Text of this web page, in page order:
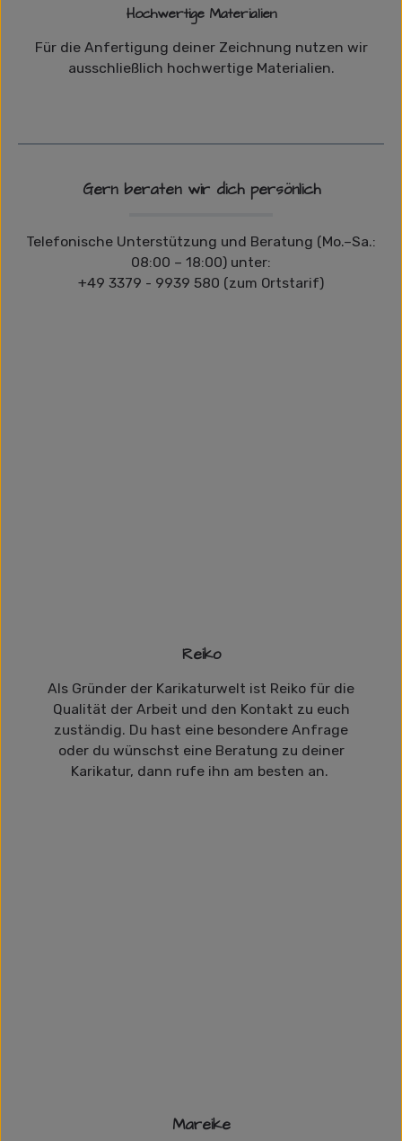
Hochwertige Materialien
Für die Anfertigung deiner Zeichnung nutzen wir
ausschließlich hochwertige Materialien.
Gern beraten wir dich persönlich
Telefonische Unterstützung und Beratung (Mo.–Sa.:
08:00 – 18:00) unter:
+49 3379 - 9939 580 (zum Ortstarif)
Reiko
Als Gründer der Karikaturwelt ist Reiko für die
Qualität der Arbeit und den Kontakt zu euch
zuständig. Du hast eine besondere Anfrage
oder du wünschst eine Beratung zu deiner
Karikatur, dann rufe ihn am besten an.
Mareike